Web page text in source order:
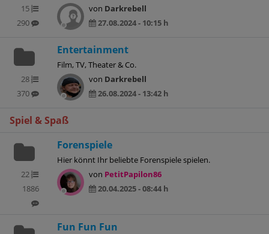
15
290
von Darkrebell
27.08.2024 - 10:15 h
Entertainment
Film, TV, Theater & Co.
28
370
von Darkrebell
26.08.2024 - 13:42 h
Spiel & Spaß
Forenspiele
Hier könnt Ihr beliebte Forenspiele spielen.
22
1886
von PetitPapilon86
20.04.2025 - 08:44 h
Fun Fun Fun